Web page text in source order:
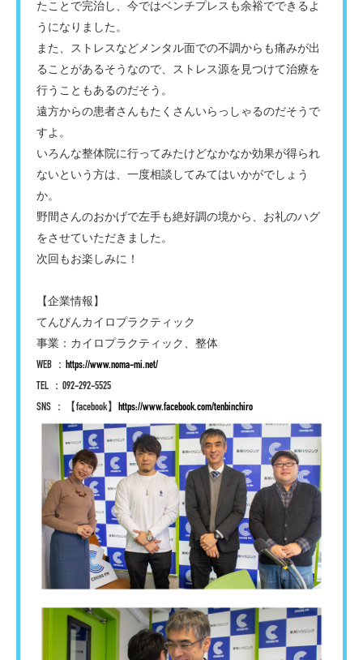
たことで完治し、今ではベンチプレスも余裕でできるよ
うになりました。
また、ストレスなどメンタル面での不調からも痛みが出
ることがあるそうなので、ストレス源を見つけて治療を
行うこともあるのだそう。
遠方からの患者さんもたくさんいらっしゃるのだそうで
すよ。
いろんな整体院に行ってみたけどなかなか効果が得られ
ないという方は、一度相談してみてはいかがでしょう
か。
野間さんのおかげで左手も絶好調の境から、お礼のハグ
をさせていただきました。
次回もお楽しみに！
【企業情報】
てんびんカイロプラクティック
事業：カイロプラクティック、整体
WEB ： https://www.noma-mi.net/
TEL ：092-292-5525
SNS ：【facebook】 https://www.facebook.com/tenbinchiro